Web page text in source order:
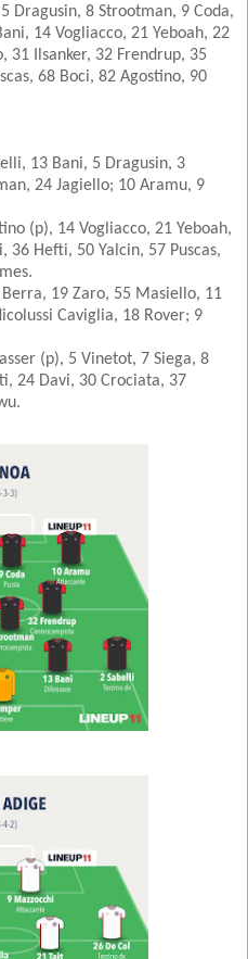
Dragusin, 8 Strootman, 9 Coda,
14 Vogliacco, 21 Yeboah, 22
31 Ilsanker, 32 Frendrup, 35
68 Boci, 82 Agostino, 90
13 Bani, 5 Dragusin, 3
24 Jagiello; 10 Aramu, 9
(p), 14 Vogliacco, 21 Yeboah,
36 Hefti, 50 Yalcin, 57 Puscas,
Berra, 19 Zaro, 55 Masiello, 11
Caviglia, 18 Rover; 9
(p), 5 Vinetot, 7 Siega, 8
24 Davi, 30 Crociata, 37